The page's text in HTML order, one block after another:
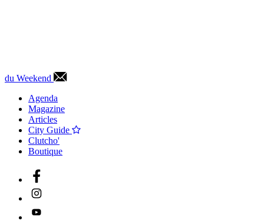
du Weekend
Agenda
Magazine
Articles
City Guide
Clutcho'
Boutique